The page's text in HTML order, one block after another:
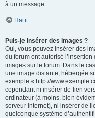
à un message.
Haut
Puis-je insérer des images ?
Oui, vous pouvez insérer des
du forum ont autorisé
images sur le forum. Dans le
une image distante, hébergée
exemple « http://
cependant ni insérer de lien
ordinateur (à moins, bien
serveur internet), ni insérer de
quelconque système